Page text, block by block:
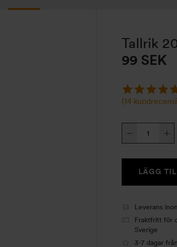
Tallrik
99 SEK
(14
20
LÄGG
Leverans
Fraktfritt för
Sverige
3-7 dagar